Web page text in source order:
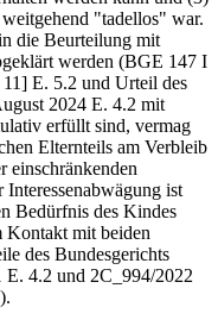
"tadellos" war.
die Beurteilung mit
werden (BGE 147 I
E. 5.2 und Urteil des
2024 E. 4.2 mit
erfüllt sind, vermag
Elternteils am Verbleib
einschränkenden
ist
Bedürfnis des Kindes
Kontakt mit beiden
des Bundesgerichts
4.2 und 2C_994/2022